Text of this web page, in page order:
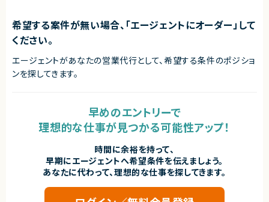
希望する案件が無い場合、「エージェントにオーダー」して
ください。
エージェントがあなたの営業代行として、希望する条件のポジショ
ンを探してきます。
早めのエントリーで
理想的な仕事が見つかる可能性アップ！
時間に余裕を持って、
早期にエージェントへ希望条件を伝えましょう。
あなたに代わって、理想的な仕事を探してきます。